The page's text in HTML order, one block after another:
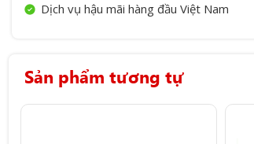
Dịch vụ hậu mãi hàng đầu Việt Nam
Sản phẩm tương tự